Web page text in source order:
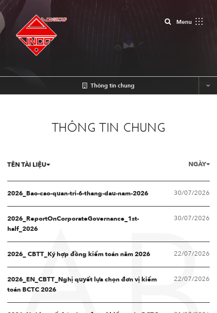
MenuClose
Thông tin chung
THÔNG TIN CHUNG
TÊN TÀI LIỆU NGÀY
2026_Bao-cao-quan-tri-6-thang-dau-nam-2026 30/07/2026
2026_ReportOnCorporateGovernance_1st-
half_2026
30/07/2026
2026_ CBTT_Ký hợp đồng kiểm toán năm 2026 22/07/2026
2026_EN_CBTT_Nghị quyết lựa chọn đơn vị kiểm
toán BCTC 2026
22/07/2026